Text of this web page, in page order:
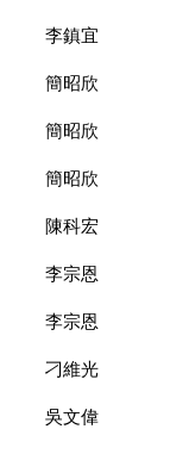
李鎮宜
簡昭欣
簡昭欣
簡昭欣
陳科宏
李宗恩
李宗恩
刁維光
吳文偉